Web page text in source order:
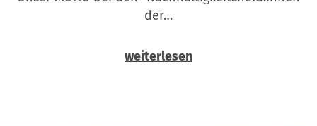
der…
weiterlesen